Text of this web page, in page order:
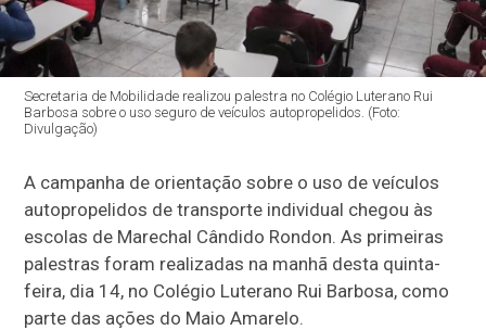
Secretaria de Mobilidade realizou palestra no Colégio Luterano Rui
Barbosa sobre o uso seguro de veículos autopropelidos. (Foto:
Divulgação)
A campanha de orientação sobre o uso de veículos
autopropelidos de transporte individual chegou às
escolas de Marechal Cândido Rondon. As primeiras
palestras foram realizadas na manhã desta quinta-
feira, dia 14, no Colégio Luterano Rui Barbosa, como
parte das ações do Maio Amarelo.